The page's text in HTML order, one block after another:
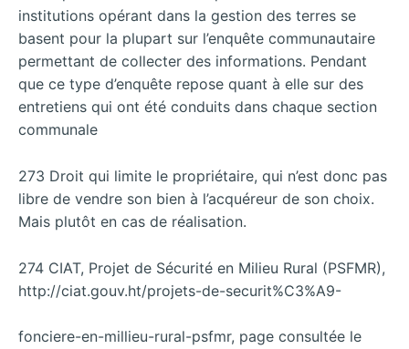
institutions opérant dans la gestion des terres se
basent pour la plupart sur l’enquête communautaire
permettant de collecter des informations. Pendant
que ce type d’enquête repose quant à elle sur des
entretiens qui ont été conduits dans chaque section
communale
273 Droit qui limite le propriétaire, qui n’est donc pas
libre de vendre son bien à l’acquéreur de son choix.
Mais plutôt en cas de réalisation.
274 CIAT, Projet de Sécurité en Milieu Rural (PSFMR),
http://ciat.gouv.ht/projets-de-securit%C3%A9-
fonciere-en-millieu-rural-psfmr, page consultée le